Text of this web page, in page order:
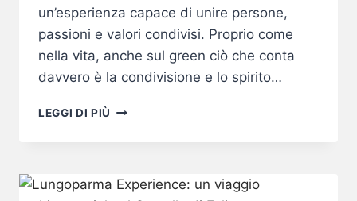
un’esperienza capace di unire persone,
passioni e valori condivisi. Proprio come
nella vita, anche sul green ciò che conta
davvero è la condivisione e lo spirito…
LEGGI DI PIÙ MEDIOLANUM
QUARTA